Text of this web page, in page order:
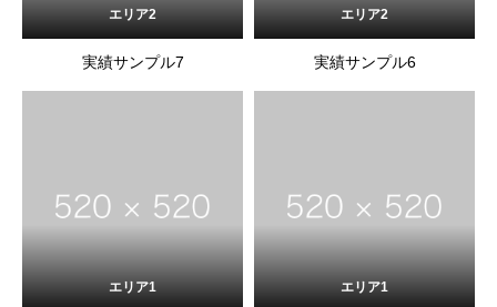
エリア2
実績サンプル7
エリア2
実績サンプル6
エリア1 エリア1